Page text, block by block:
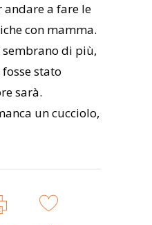
andare a fare le
con mamma.
di più,
stato
sarà.
un cucciolo,